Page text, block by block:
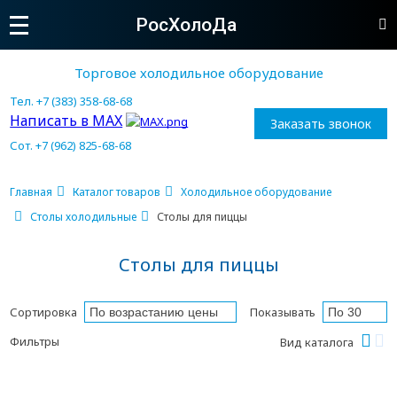
РосХолоДа
Торговое холодильное оборудование
Тел. +7 (383) 358-68-68
Написать в MAX
Сот. +7 (962) 825-68-68
Заказать звонок
Главная Каталог товаров
Холодильное оборудование
Столы холодильные
Столы для пиццы
Столы для пиццы
Сортировка
Показывать
Фильтры
Вид каталога